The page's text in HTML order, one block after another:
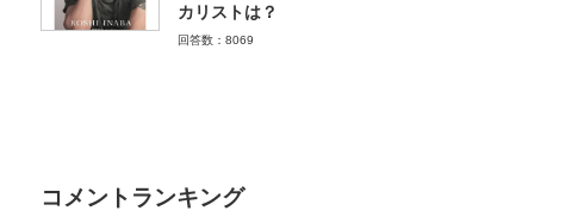
カリストは？
回答数：8069
コメントランキング